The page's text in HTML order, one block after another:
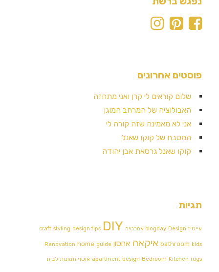
פוסטים אחרונים
שלום קוראים לי קרן ואני מתחזה
האבולוציה של המרחב המוגן
אני לא מאמינה שזה קורה לי
המטבח של קוקו שאנל
קוקו שאנל גרסאת אבן יהודה
תגיות
אייטיז blogday Design אמבטיה craft styling design tips DIY
bathroom kids איקאה אחסון Renovation home guide
apartment design Bedroom Kitchen rugs אוסף תמונות לבית